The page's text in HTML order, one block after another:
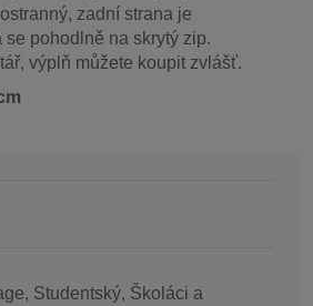
zadní strana je
pohodlně na skrytý zip.
výplň můžete koupit zvlášť.
Studentský, Školáci a